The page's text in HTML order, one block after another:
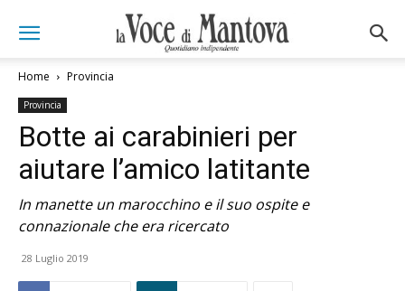
Home Provincia
Provincia
Botte ai carabinieri per
aiutare l’amico latitante
In manette un marocchino e il suo ospite e
connazionale che era ricercato
28 Luglio 2019